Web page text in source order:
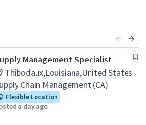
Management Specialist
Thibodaux,Louisiana,United States
Chain Management (CA)
Flexible Location
a day ago